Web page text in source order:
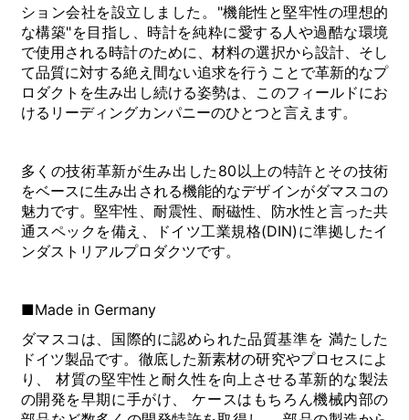
ション会社を設立しました。"機能性と堅牢性の理想的
な構築"を目指し、時計を純粋に愛する人や過酷な環境
で使用される時計のために、材料の選択から設計、そし
て品質に対する絶え間ない追求を行うことで革新的なプ
ロダクトを生み出し続ける姿勢は、このフィールドにお
けるリーディングカンパニーのひとつと言えます。
多くの技術革新が生み出した80以上の特許とその技術
をベースに生み出される機能的なデザインがダマスコの
魅力です。堅牢性、耐震性、耐磁性、防水性と言った共
通スペックを備え、ドイツ工業規格(DIN)に準拠したイ
ンダストリアルプロダクツです。
■Made in Germany
ダマスコは、国際的に認められた品質基準を 満たした
ドイツ製品です。徹底した新素材の研究やプロセスによ
り、 材質の堅牢性と耐久性を向上させる革新的な製法
の開発を早期に手がけ、 ケースはもちろん機械内部の